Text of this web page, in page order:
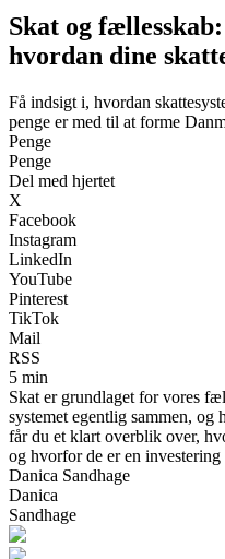
Skat og
hvordan dine
Få indsigt i, hvordan
penge er med til at forme
Penge
Penge
Del med hjertet
X
Facebook
Instagram
LinkedIn
YouTube
Pinterest
TikTok
Mail
RSS
5 min
Skat er grundlaget for vores
systemet egentlig sammen, og
får du et klart overblik over,
og hvorfor de er en
Danica Sandhage
Danica
Sandhage